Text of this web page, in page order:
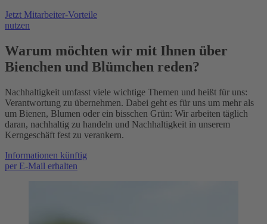
Jetzt Mitarbeiter-Vorteile
​​​​​​​nutzen
Warum möchten wir mit Ihnen über
Bienchen und Blümchen reden?
Nachhaltigkeit umfasst viele wichtige Themen und heißt für uns:
Verantwortung zu übernehmen. Dabei geht es für uns um mehr als
um Bienen, Blumen oder ein bisschen Grün: Wir arbeiten täglich
daran, nachhaltig zu handeln und Nachhaltigkeit in unserem
Kerngeschäft fest zu verankern.
Informationen künftig
per E-Mail erhalten